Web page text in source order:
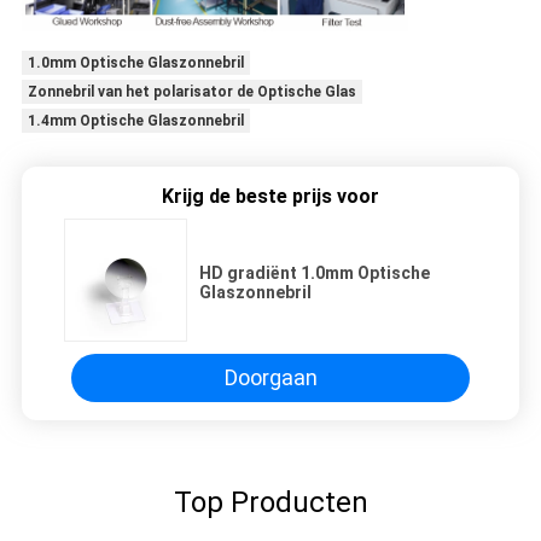
1.0mm Optische Glaszonnebril
Zonnebril van het polarisator de Optische Glas
1.4mm Optische Glaszonnebril
Krijg de beste prijs voor
HD gradiënt 1.0mm Optische
Glaszonnebril
Doorgaan
Top Producten